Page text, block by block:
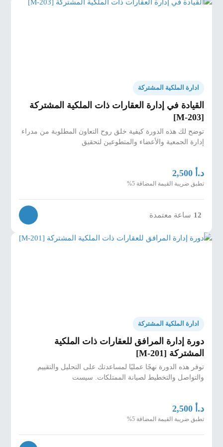
-تحديد مخاطر عملية المطالبة غير الصحيحة.
ادارة الملكية المشتركة
القيادة في إدارة العقارات ذات الملكية المشتركة
[M-203]
توضح لك هذه الدورة كيفية خلق روح التعاون المطلوبة من مدراء
إدارة الجمعية والأعضاء والمتطوعين لتحقيق
د.أ 2,500
تطبق ضريبة القيمة المضافة 5%
12 ساعة معتمدة
ادارة الملكية المشتركة
دورة إدارة المرافق للعقارات ذات الملكية
المشتركة [M-201]
توفر هذه الدورة نهجًا عمليًا لمساعدتك على التحليل والتقييم
والتواصل والتخطيط لصيانة الممتلكات. سيست
د.أ 2,500
تطبق ضريبة القيمة المضافة 5%